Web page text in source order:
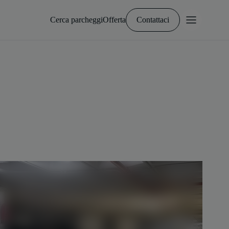
Cerca parcheggiOfferta Contattaci